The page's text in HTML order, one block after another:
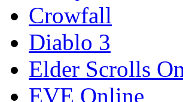
Crowfall
Diablo 3
Elder Scrolls
EVE Online